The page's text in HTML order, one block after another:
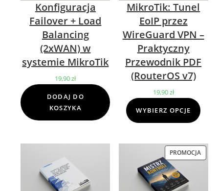
Konfiguracja
Failover + Load
Balancing
(2xWAN) w
systemie MikroTik
19,90zł
DODAJ DO
KOSZYKA
MikroTik: Tunel
EoIP przez
WireGuard VPN –
Praktyczny
Przewodnik PDF
(RouterOS v7)
19,90zł
WYBIERZ OPCJE
PROMOCJA